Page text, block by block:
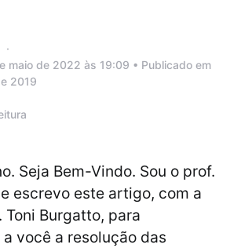
maio de 2022 às 19:09 • Publicado em
2019
Seja Bem-Vindo. Sou o prof.
escrevo este artigo, com a
Toni Burgatto, para
você a resolução das